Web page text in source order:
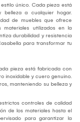
único. Cada pieza está
belleza a cualquier hogar.
de muebles que ofrece
materiales utilizados en la
durabilidad y resistencia
para transformar tu
pieza está fabricada con
inoxidable y cuero genuino.
manteniendo su belleza y
controles de calidad
de los materiales hasta el
para garantizar la